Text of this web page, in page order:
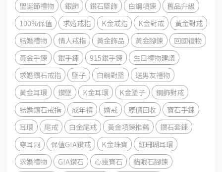
聖誕節禮物
銀飾 鑽石墜飾 白鋼項鍊
舊品升級
100%保值
求婚戒指 K金戒指 K金對戒
黃金對戒
結婚禮物
情人戒指 黃金飾品 黃金腳鍊
回國禮物
黃金手鍊
銀手鍊 915銀手鍊
生日禮物建議
求婚鑽石戒指
墜子 白鋼對墜
送男友禮物
黃金耳環
鑽墜 K金耳環 K金墜子
鋼飾對戒
結婚鑽石戒指
成年禮 婚戒 原價回收
寶石手鍊
耳環
尾戒 白金尾戒 黃金項鍊推薦
鑽石套鍊
穿耳洞
保值GIA鑽戒 K金珠寶
紅珊瑚耳環
求婚禮物
GIA鑽石 心靈寶石
貓眼石腳鍊